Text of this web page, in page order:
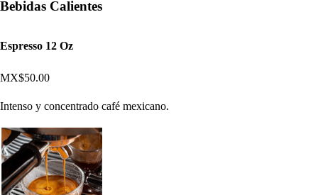
Bebidas Calientes
Espresso 12 Oz
MX$50.00
Intenso y concentrado café mexicano.